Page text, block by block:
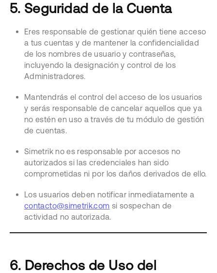
5. Seguridad de la Cuenta
Eres responsable de gestionar quién tiene acceso
a tus cuentas y de mantener la confidencialidad
de los nombres de usuario y contraseñas, ​​
incluyendo la designación y control de los
Administradores.
Mantendrás el control del acceso de los usuarios
y serás responsable de cancelar aquellos que ya
no estén en uso a través de tu módulo de gestión
de cuentas.
Simetrik no es responsable por accesos no
autorizados si las credenciales han sido
comprometidas ni por los daños derivados de ello.
Los usuarios deben notificar inmediatamente a
contacto@simetrik.com si sospechan de
actividad no autorizada.
6. Derechos de Uso del